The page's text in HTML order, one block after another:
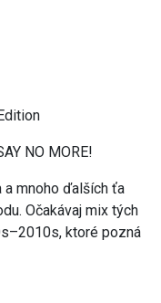
NO MORE!
a mnoho ďalších ťa
Očakávaj mix tých
ktoré pozná